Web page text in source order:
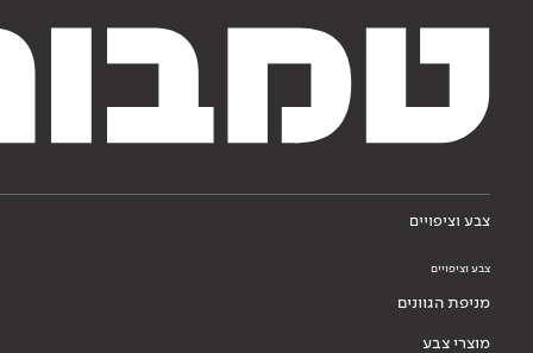
צבע וציפויים
צבע וציפויים
מניפת הגוונים
מוצרי צבע